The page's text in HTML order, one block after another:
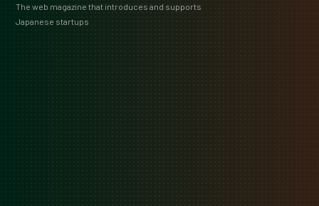
The web magazine that introduces and supports
Japanese startups